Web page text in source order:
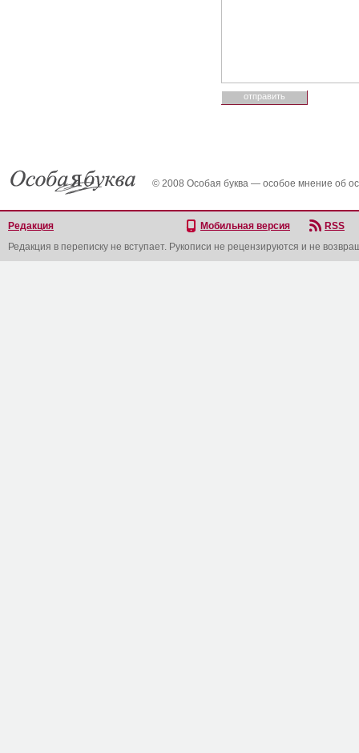
© 2008 Особая буква — особое мнение об
Редакция Мобильная версия
RSS
Редакция в переписку не вступает. Рукописи не рецензируются и не